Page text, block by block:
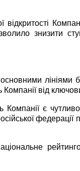
відкритості
знизити
від
Компанії є